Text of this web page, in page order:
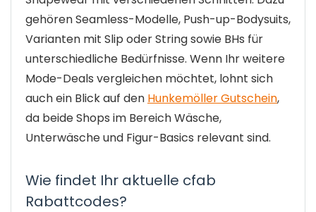
gehören Seamless-Modelle, Push-up-Bodysuits,
Varianten mit Slip oder String sowie BHs für
unterschiedliche Bedürfnisse. Wenn Ihr weitere
Mode-Deals vergleichen möchtet, lohnt sich
auch ein Blick auf den Hunkemöller Gutschein,
da beide Shops im Bereich Wäsche,
Unterwäsche und Figur-Basics relevant sind.
Wie findet Ihr aktuelle cfab
Rabattcodes?